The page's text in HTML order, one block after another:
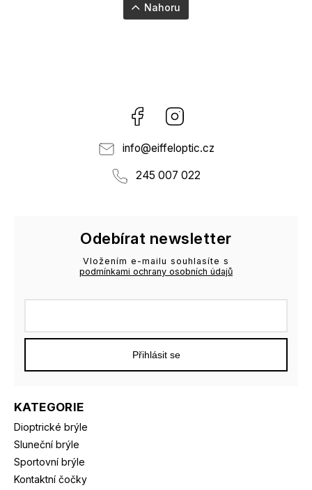
Nahoru
Facebook
info@eiffeloptic.cz
245 007 022
KATEGORIE
Dioptrické brýle
Sluneční brýle
Sportovní brýle
Kontaktní čočky
Odebírat newsletter
Vložením e-mailu souhlasíte s
podmínkami ochrany osobních údajů
Přihlásit se